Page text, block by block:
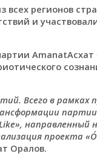
всех регионов
и
Всего в рамках
направленный
проекта
Оралов.